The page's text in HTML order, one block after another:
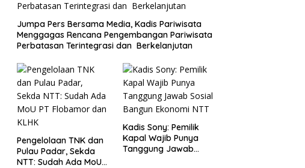
Jumpa Pers Bersama Media, Kadis Pariwisata
Menggagas Rencana Pengembangan Pariwisata
Perbatasan Terintegrasi dan Berkelanjutan
Pengelolaan TNK dan
Pulau Padar, Sekda
NTT: Sudah Ada MoU
Kadis Sony: Pemilik
Kapal Wajib Punya
Tanggung Jawab